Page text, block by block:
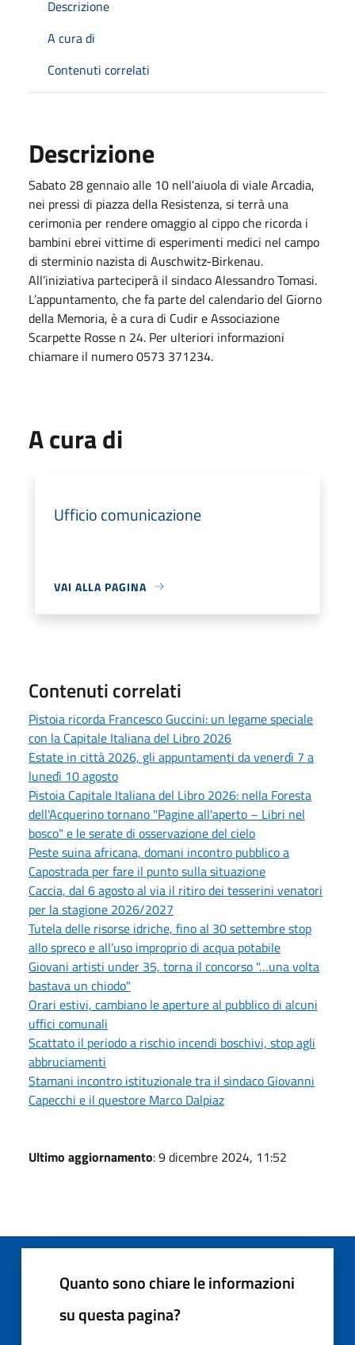
Descrizione
A cura di
Contenuti correlati
Descrizione
Sabato 28 gennaio alle 10 nell’aiuola di viale Arcadia,
nei pressi di piazza della Resistenza, si terrà una
cerimonia per rendere omaggio al cippo che ricorda i
bambini ebrei vittime di esperimenti medici nel campo
di sterminio nazista di Auschwitz-Birkenau.
All’iniziativa parteciperà il sindaco Alessandro Tomasi.
L’appuntamento, che fa parte del calendario del Giorno
della Memoria, è a cura di Cudir e Associazione
Scarpette Rosse n 24. Per ulteriori informazioni
chiamare il numero 0573 371234.
A cura di
Ufficio comunicazione
VAI ALLA PAGINA
Contenuti correlati
Pistoia ricorda Francesco Guccini: un legame speciale
con la Capitale Italiana del Libro 2026
Estate in città 2026, gli appuntamenti da venerdì 7 a
lunedì 10 agosto
Pistoia Capitale Italiana del Libro 2026: nella Foresta
dell'Acquerino tornano "Pagine all'aperto – Libri nel
bosco" e le serate di osservazione del cielo
Peste suina africana, domani incontro pubblico a
Capostrada per fare il punto sulla situazione
Caccia, dal 6 agosto al via il ritiro dei tesserini venatori
per la stagione 2026/2027
Tutela delle risorse idriche, fino al 30 settembre stop
allo spreco e all’uso improprio di acqua potabile
Giovani artisti under 35, torna il concorso "…una volta
bastava un chiodo"
Orari estivi, cambiano le aperture al pubblico di alcuni
uffici comunali
Scattato il periodo a rischio incendi boschivi, stop agli
abbruciamenti
Stamani incontro istituzionale tra il sindaco Giovanni
Capecchi e il questore Marco Dalpiaz
Ultimo aggiornamento: 9 dicembre 2024, 11:52
Quanto sono chiare le informazioni
su questa pagina?